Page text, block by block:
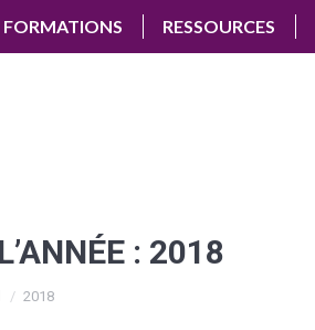
FORMATIONS RESSOURCES
: 2018
2018